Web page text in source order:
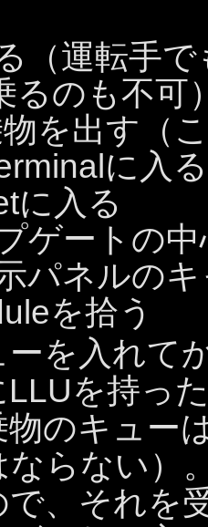
（運転手
るのも不可
を出す（
に入る
に入る
ゲートの
パネルの
を拾う
ーを入れて
LLUを持っ
のキュー
ならない）
、それを